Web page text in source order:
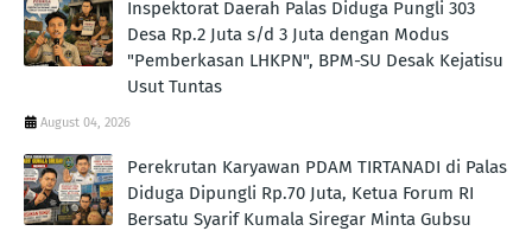
Inspektorat Daerah Palas Diduga Pungli 303
Desa Rp.2 Juta s/d 3 Juta dengan Modus
"Pemberkasan LHKPN", BPM-SU Desak Kejatisu
Usut Tuntas
August 04, 2026
Perekrutan Karyawan PDAM TIRTANADI di Palas
Diduga Dipungli Rp.70 Juta, Ketua Forum RI
Bersatu Syarif Kumala Siregar Minta Gubsu